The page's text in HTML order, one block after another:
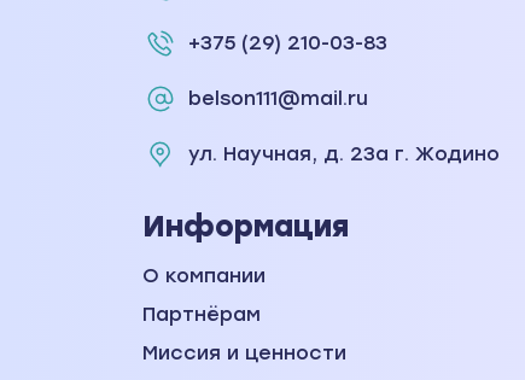
+375 (29) 210-03-83
belson111@mail.ru
ул. Научная, д. 23а г. Жодино
Информация
О компании
Партнёрам
Миссия и ценности